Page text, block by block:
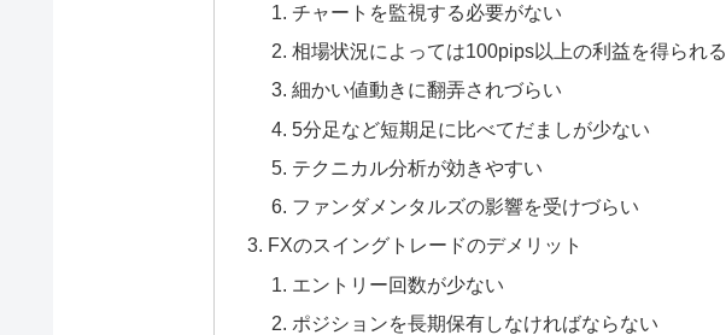
チャートを監視する必要がない
相場状況によっては100pips以上の利益を得られる
細かい値動きに翻弄されづらい
5分足など短期足に比べてだましが少ない
テクニカル分析が効きやすい
ファンダメンタルズの影響を受けづらい
FXのスイングトレードのデメリット
エントリー回数が少ない
ポジションを長期保有しなければならない